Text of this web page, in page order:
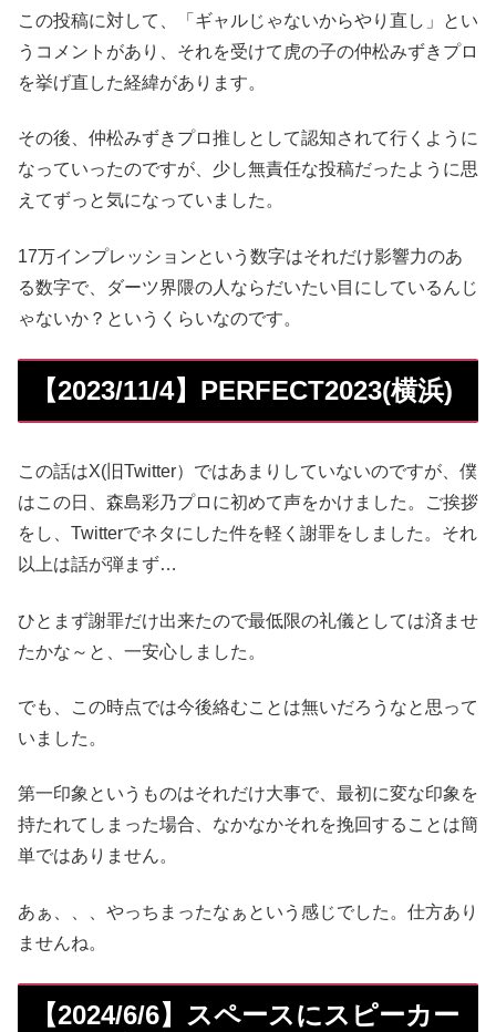
この投稿に対して、「ギャルじゃないからやり直し」とい
うコメントがあり、それを受けて虎の子の仲松みずきプロ
を挙げ直した経緯があります。
その後、仲松みずきプロ推しとして認知されて行くように
なっていったのですが、少し無責任な投稿だったように思
えてずっと気になっていました。
17万インプレッションという数字はそれだけ影響力のあ
る数字で、ダーツ界隈の人ならだいたい目にしているんじ
ゃないか？というくらいなのです。
【2023/11/4】PERFECT2023(横浜)
この話はX(旧Twitter）ではあまりしていないのですが、僕
はこの日、森島彩乃プロに初めて声をかけました。ご挨拶
をし、Twitterでネタにした件を軽く謝罪をしました。それ
以上は話が弾まず…
ひとまず謝罪だけ出来たので最低限の礼儀としては済ませ
たかな～と、一安心しました。
でも、この時点では今後絡むことは無いだろうなと思って
いました。
第一印象というものはそれだけ大事で、最初に変な印象を
持たれてしまった場合、なかなかそれを挽回することは簡
単ではありません。
あぁ、、、やっちまったなぁという感じでした。仕方あり
ませんね。
【2024/6/6】スペースにスピーカー